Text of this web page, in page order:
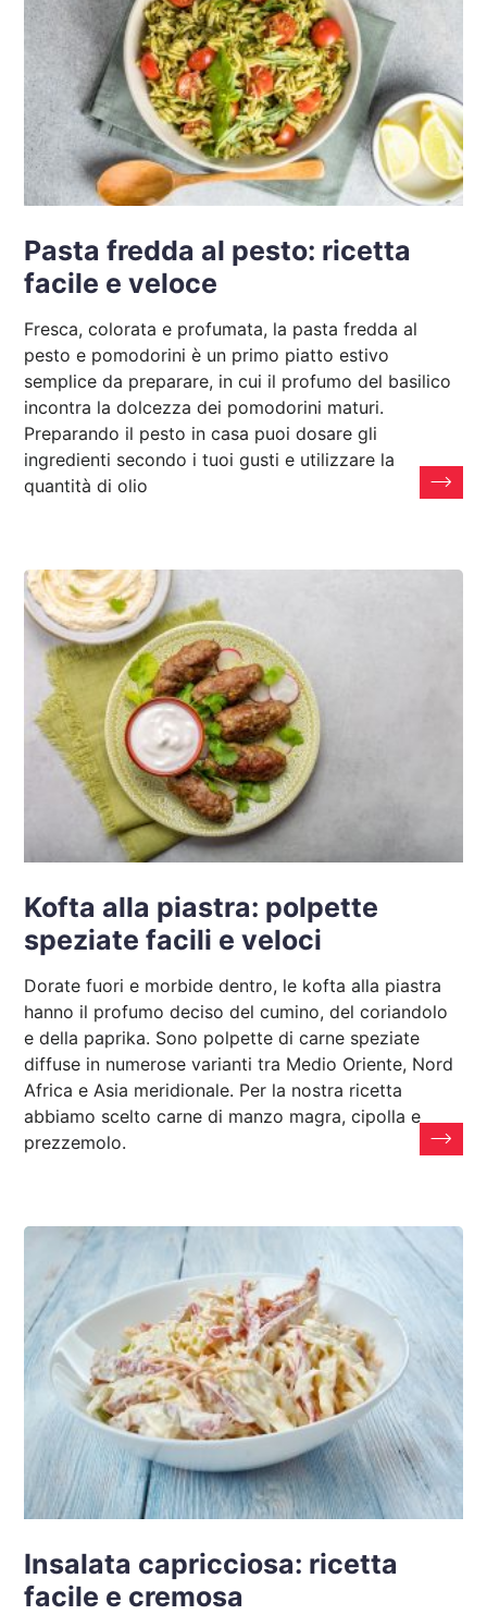
Pasta fredda al pesto: ricetta
facile e veloce
Fresca, colorata e profumata, la pasta fredda al
pesto e pomodorini è un primo piatto estivo
semplice da preparare, in cui il profumo del basilico
incontra la dolcezza dei pomodorini maturi.
Preparando il pesto in casa puoi dosare gli
ingredienti secondo i tuoi gusti e utilizzare la
quantità di olio
Kofta alla piastra: polpette
speziate facili e veloci
Dorate fuori e morbide dentro, le kofta alla piastra
hanno il profumo deciso del cumino, del coriandolo
e della paprika. Sono polpette di carne speziate
diffuse in numerose varianti tra Medio Oriente, Nord
Africa e Asia meridionale. Per la nostra ricetta
abbiamo scelto carne di manzo magra, cipolla e
prezzemolo.
Insalata capricciosa: ricetta
facile e cremosa